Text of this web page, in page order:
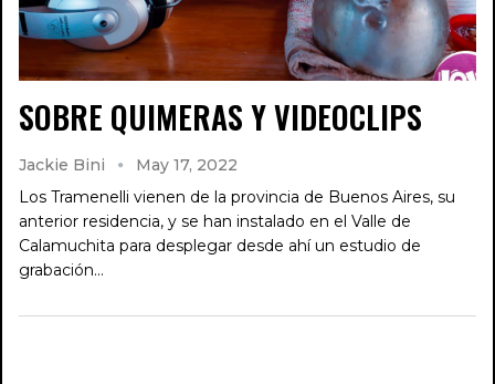
SOBRE QUIMERAS Y VIDEOCLIPS
Jackie Bini
May 17, 2022
Los Tramenelli vienen de la provincia de Buenos Aires, su
anterior residencia, y se han instalado en el Valle de
Calamuchita para desplegar desde ahí un estudio de
grabación…